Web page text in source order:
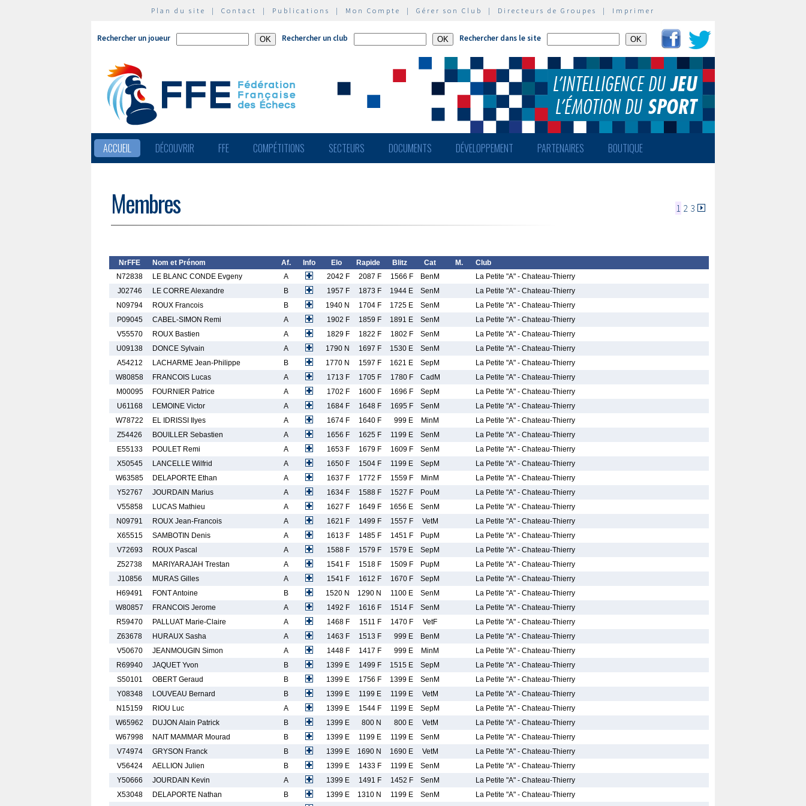
Plan du site | Contact | Publications | Mon Compte | Gérer son Club | Directeurs de Groupes | Imprimer
Rechercher un joueur Rechercher un club Rechercher dans le site
ACCUEIL DÉCOUVRIR FFE COMPÉTITIONS SECTEURS DOCUMENTS DÉVELOPPEMENT PARTENAIRES BOUTIQUE
Membres 1 2 3
NrFFE Nom et Prénom Af. Info Elo Rapide Blitz Cat M.
Club
N72838
LE BLANC CONDE Evgeny A 2042 F 2087 F 1566 F BenM
La Petite "A" - Chateau-Thierry
J02746
LE CORRE Alexandre B 1957 F 1873 F 1944 E SenM
La Petite "A" - Chateau-Thierry
N09794
ROUX Francois B 1940 N 1704 F 1725 E SenM
La Petite "A" - Chateau-Thierry
P09045
CABEL-SIMON Remi A 1902 F 1859 F 1891 E SenM
La Petite "A" - Chateau-Thierry
V55570
ROUX Bastien A 1829 F 1822 F 1802 F SenM
La Petite "A" - Chateau-Thierry
U09138
DONCE Sylvain A 1790 N 1697 F 1530 E SenM
La Petite "A" - Chateau-Thierry
A54212
LACHARME Jean-Philippe B 1770 N 1597 F 1621 E SepM
La Petite "A" - Chateau-Thierry
W80858
FRANCOIS Lucas A 1713 F 1705 F 1780 F CadM
La Petite "A" - Chateau-Thierry
M00095
FOURNIER Patrice A 1702 F 1600 F 1696 F SepM
La Petite "A" - Chateau-Thierry
U61168
LEMOINE Victor A 1684 F 1648 F 1695 F SenM
La Petite "A" - Chateau-Thierry
W78722
EL IDRISSI Ilyes A 1674 F 1640 F 999 E MinM
La Petite "A" - Chateau-Thierry
Z54426
BOUILLER Sebastien A 1656 F 1625 F 1199 E SenM
La Petite "A" - Chateau-Thierry
E55133
POULET Remi A 1653 F 1679 F 1609 F SenM
La Petite "A" - Chateau-Thierry
X50545
LANCELLE Wilfrid A 1650 F 1504 F 1199 E SepM
La Petite "A" - Chateau-Thierry
W63585
DELAPORTE Ethan A 1637 F 1772 F 1559 F MinM
La Petite "A" - Chateau-Thierry
Y52767
JOURDAIN Marius A 1634 F 1588 F 1527 F PouM
La Petite "A" - Chateau-Thierry
V55858
LUCAS Mathieu A 1627 F 1649 F 1656 E SenM
La Petite "A" - Chateau-Thierry
N09791
ROUX Jean-Francois A 1621 F 1499 F 1557 F VetM
La Petite "A" - Chateau-Thierry
X65515
SAMBOTIN Denis A 1613 F 1485 F 1451 F PupM
La Petite "A" - Chateau-Thierry
V72693
ROUX Pascal A 1588 F 1579 F 1579 E SepM
La Petite "A" - Chateau-Thierry
Z52738
MARIYARAJAH Trestan A 1541 F 1518 F 1509 F PupM
La Petite "A" - Chateau-Thierry
J10856
MURAS Gilles A 1541 F 1612 F 1670 F SepM
La Petite "A" - Chateau-Thierry
H69491
FONT Antoine B 1520 N 1290 N 1100 E SenM
La Petite "A" - Chateau-Thierry
W80857
FRANCOIS Jerome A 1492 F 1616 F 1514 F SenM
La Petite "A" - Chateau-Thierry
R59470
PALLUAT Marie-Claire A 1468 F 1511 F 1470 F VetF
La Petite "A" - Chateau-Thierry
Z63678
HURAUX Sasha A 1463 F 1513 F 999 E BenM
La Petite "A" - Chateau-Thierry
V50670
JEANMOUGIN Simon A 1448 F 1417 F 999 E MinM
La Petite "A" - Chateau-Thierry
R69940
JAQUET Yvon B 1399 E 1499 F 1515 E SepM
La Petite "A" - Chateau-Thierry
S50101
OBERT Geraud B 1399 E 1756 F 1399 E SenM
La Petite "A" - Chateau-Thierry
Y08348
LOUVEAU Bernard B 1399 E 1199 E 1199 E VetM
La Petite "A" - Chateau-Thierry
N15159
RIOU Luc A 1399 E 1544 F 1199 E SepM
La Petite "A" - Chateau-Thierry
W65962
DUJON Alain Patrick B 1399 E 800 N 800 E VetM
La Petite "A" - Chateau-Thierry
W67998
NAIT MAMMAR Mourad B 1399 E 1199 E 1199 E SenM
La Petite "A" - Chateau-Thierry
V74974
GRYSON Franck B 1399 E 1690 N 1690 E VetM
La Petite "A" - Chateau-Thierry
V56424
AELLION Julien B 1399 E 1433 F 1199 E SenM
La Petite "A" - Chateau-Thierry
Y50666
JOURDAIN Kevin A 1399 E 1491 F 1452 F SenM
La Petite "A" - Chateau-Thierry
X53048
DELAPORTE Nathan B 1399 E 1310 N 1199 E SenM
La Petite "A" - Chateau-Thierry